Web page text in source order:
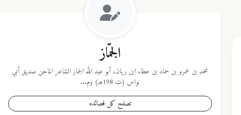
الجمّاز
محمد بن عمرو بن حماد بن عطاء ابن ريان، أبو عبد الله الجماز الشاعر الماجن صديق أبي
نواس (ت 198هـ) وم...
تصفح كل قصائده